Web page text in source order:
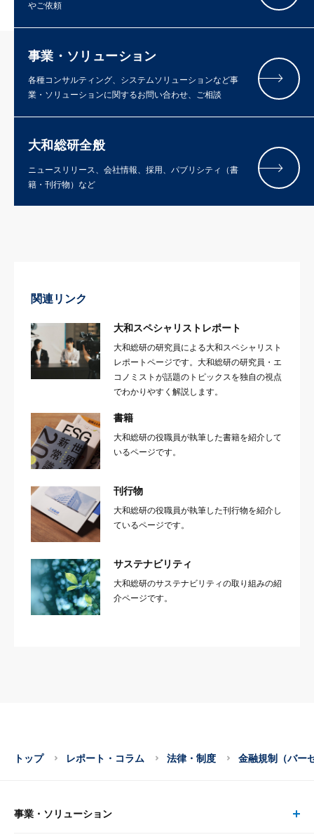
やご依頼
事業・ソリューション
各種コンサルティング、システムソリューションなど事
業・ソリューションに関するお問い合わせ、ご相談
大和総研全般
ニュースリリース、会社情報、採用、パブリシティ（書
籍・刊行物）など
関連リンク
大和スペシャリストレポート
大和総研の研究員による大和スペシャリスト
レポートページです。大和総研の研究員・エ
コノミストが話題のトピックスを独自の視点
でわかりやすく解説します。
書籍
大和総研の役職員が執筆した書籍を紹介して
いるページです。
刊行物
大和総研の役職員が執筆した刊行物を紹介し
ているページです。
サステナビリティ
大和総研のサステナビリティの取り組みの紹
介ページです。
トップ レポート・コラム 法律・制度 金融規制（バー
事業・ソリューション